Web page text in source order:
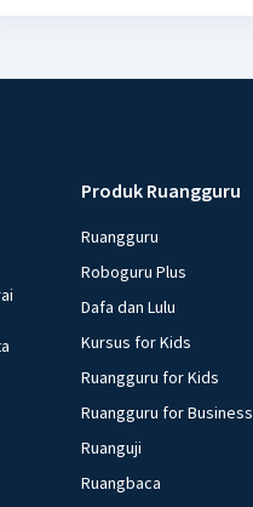
Produk Ruangguru
Ruangguru
Roboguru Plus
Dafa dan Lulu
Kursus for Kids
Ruangguru for Kids
Ruangguru for Business
Ruanguji
Ruangbaca